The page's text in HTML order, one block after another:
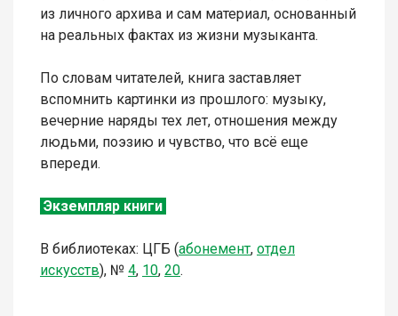
из личного архива и сам материал, основанный
на реальных фактах из жизни музыканта.
По словам читателей, книга заставляет
вспомнить картинки из прошлого: музыку,
вечерние наряды тех лет, отношения между
людьми, поэзию и чувство, что всё еще
впереди.
Экземпляр книги
В библиотеках: ЦГБ (абонемент, отдел
искусств), № 4, 10, 20.